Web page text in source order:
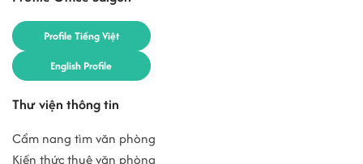
Profile Tiếng Việt
English Profile
Thư viện thông tin
Cẩm nang tìm văn phòng
Kiến thức thuê văn phòng